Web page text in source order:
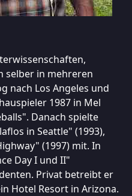
selber in mehreren
nach Los Angeles und
1987 in Mel
Danach spielte
in Seattle" (1993),
(1997) mit. In
Day I und II"
Privat betreibt er
Hotel Resort in Arizona.